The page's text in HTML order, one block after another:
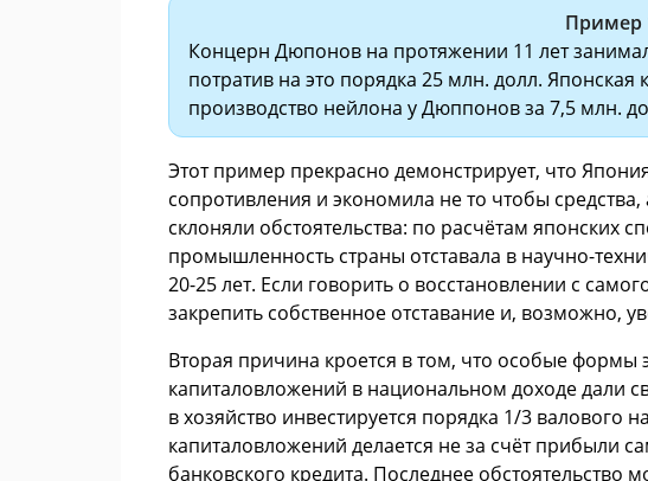
Пример
Концерн Дюпонов на протяжении 11 лет
потратив на это порядка 25 млн. долл.
производство нейлона у Дюппонов за 7,5 млн.
Этот пример прекрасно демонстрирует, что
сопротивления и экономила не то чтобы
склоняли обстоятельства: по расчётам японских
промышленность страны отставала в научно-
20-25 лет. Если говорить о восстановлении с
закрепить собственное отставание и, возможно,
Вторая причина кроется в том, что особые формы
капиталовложений в национальном доходе дали
в хозяйство инвестируется порядка 1/3 валового
капиталовложений делается не за счёт прибыли
банковского кредита. Последнее